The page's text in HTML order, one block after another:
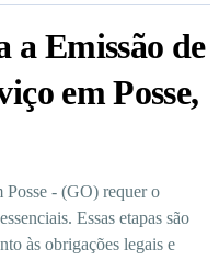
a Emissão de
em Posse,
Posse - (GO) requer o
Essas etapas são
às obrigações legais e